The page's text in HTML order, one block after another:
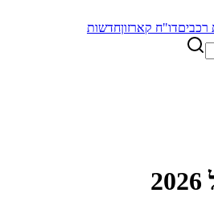
רכביםדו"ח קארזוןחדשות
2026